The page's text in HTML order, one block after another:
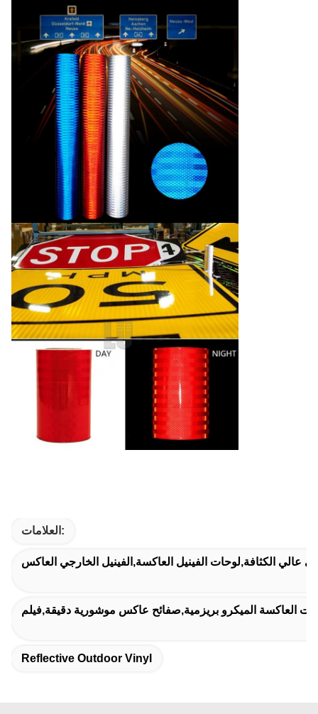
العلامات:
عالي الكثافة,لوحات الفينيل العاكسة,الفينيل الخارجي العاكس
Reflective Outdoor Vinyl